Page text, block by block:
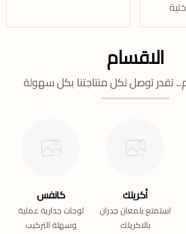
الاقسام
تقدر توصل لكل منتاجتنا بكل سهولة
كانفس
لوحات جدارية عملية
وسهلة التركيب
أكريلك
استمتع بلمعان جدران
بالاكريلك